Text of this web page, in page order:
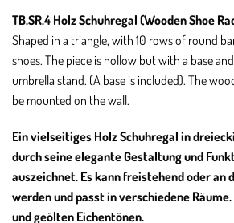
TB.SR.4 Holz Schuhregal (Wooden Shoe
Shaped in a triangle, with 10 rows of round
shoes. The piece is hollow but with a base
umbrella stand. (A base is included). The
be mounted on the wall.
Ein vielseitiges Holz Schuhregal in
durch seine elegante Gestaltung und
auszeichnet. Es kann freistehend oder an
werden und passt in verschiedene
und geölten Eichentönen.